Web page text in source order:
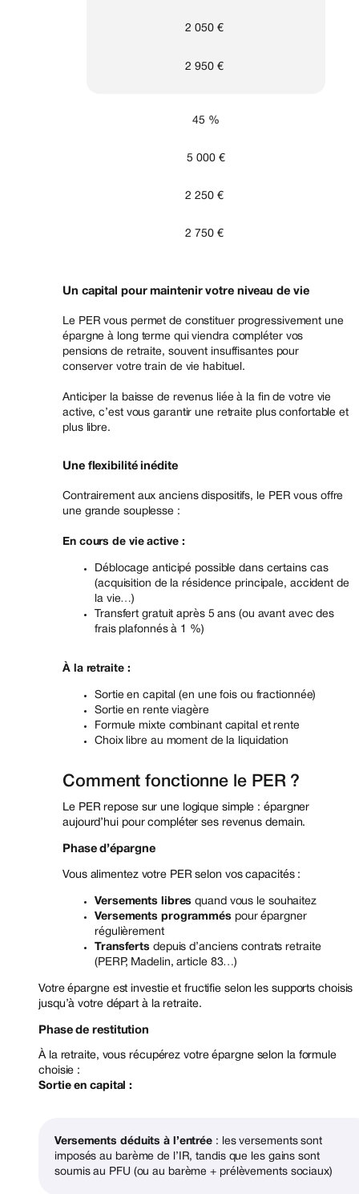
2 050 €
2 950 €
45 %
5 000 €
2 250 €
2 750 €
Un capital pour maintenir votre niveau de vie
Le PER vous permet de constituer progressivement une
épargne à long terme qui viendra compléter vos
pensions de retraite, souvent insuffisantes pour
conserver votre train de vie habituel.
Anticiper la baisse de revenus liée à la fin de votre vie
active, c’est vous garantir une retraite plus confortable et
plus libre.
Une flexibilité inédite
Contrairement aux anciens dispositifs, le PER vous offre
une grande souplesse :
En cours de vie active :
Déblocage anticipé possible dans certains cas
(acquisition de la résidence principale, accident de
la vie…)
Transfert gratuit après 5 ans (ou avant avec des
frais plafonnés à 1 %)
À la retraite :
Sortie en capital (en une fois ou fractionnée)
Sortie en rente viagère
Formule mixte combinant capital et rente
Choix libre au moment de la liquidation
Comment fonctionne le PER ?
Le PER repose sur une logique simple : épargner
aujourd’hui pour compléter ses revenus demain.
Phase d’épargne
Vous alimentez votre PER selon vos capacités :
Versements libres quand vous le souhaitez
Versements programméspour épargner
régulièrement
Transferts depuis d’anciens contrats retraite
(PERP, Madelin, article 83…)
Votre épargne est investie et fructifie selon les supports choisis
jusqu’à votre départ à la retraite.
Phase de restitution
À la retraite, vous récupérez votre épargne selon la formule
choisie :
Sortie en capital :
Versements déduits à l’entrée : les versements sont
imposés au barème de l’IR, tandis que les gains sont
soumis au PFU (ou au barème + prélèvements sociaux)